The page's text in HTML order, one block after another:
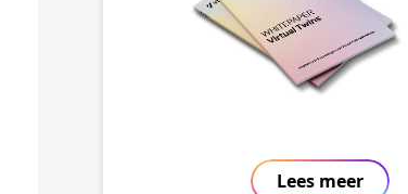
Lees meer